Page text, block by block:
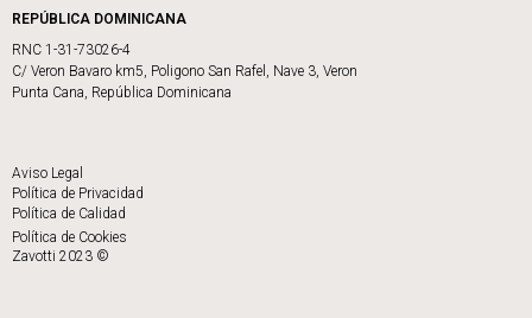
REPÚBLICA DOMINICANA
RNC 1-31-73026-4
C/ Veron Bavaro km5, Poligono San Rafel, Nave 3, Veron
Punta Cana, República Dominicana
Aviso Legal
Política de Privacidad
Política de Calidad
Política de Cookies
Zavotti 2023 ©